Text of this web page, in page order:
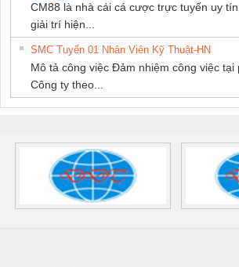
CM88 là nhà cái cá cược trực tuyến uy
giải trí hiện...
SMC Tuyển 01 Nhân Viên Kỹ Thuật-HN
Mô tả công việc Đảm nhiệm công việc tại
Công ty theo...